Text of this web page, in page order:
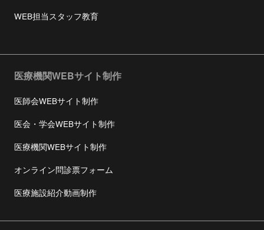
WEB担当スタッフ教育
医療機関WEBサイト制作
医師会WEBサイト制作
医会・学会WEBサイト制作
医療機関WEBサイト制作
オンライン問診票フォーム
医療施設紹介動画制作